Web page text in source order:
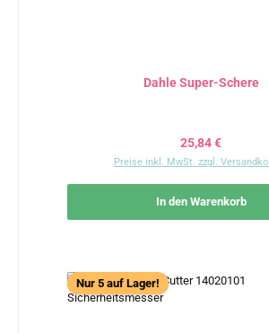
Dahle Super-Schere
Regulärer Preis:
25,84 €
Preise inkl. MwSt. zzgl.
In den Warenkorb
Nur 5 auf Lager!